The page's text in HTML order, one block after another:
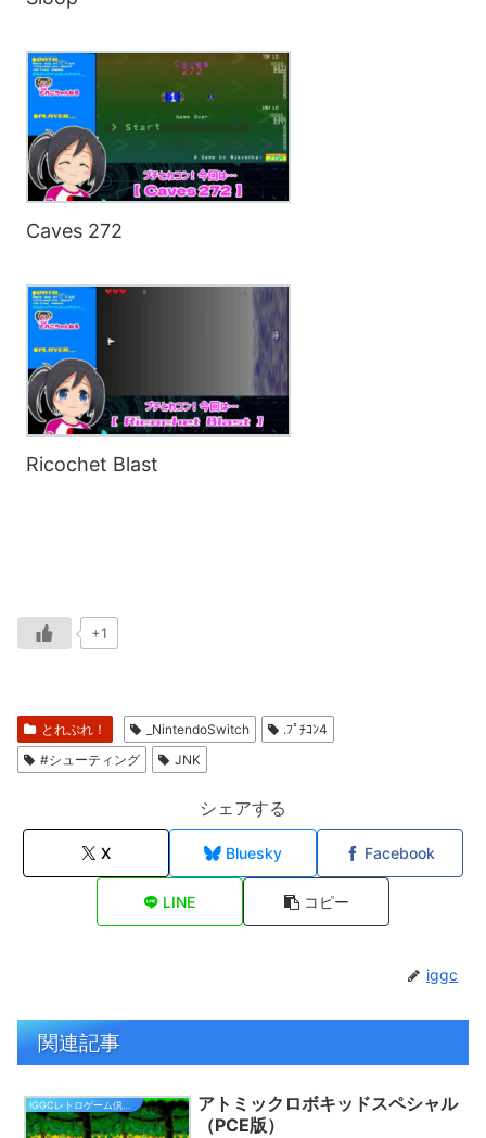
Caves 272
Ricochet Blast
+1
とれぷれ！ _NintendoSwitch
.ﾌﾟﾁｺﾝ4
#シューティング
JNK
シェアする
X Bluesky Facebook
LINE コピー
iggc
関連記事
アトミックロボキッドスペシャル
（PCE版）